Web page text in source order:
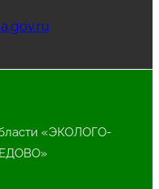
«ЭКОЛОГО-